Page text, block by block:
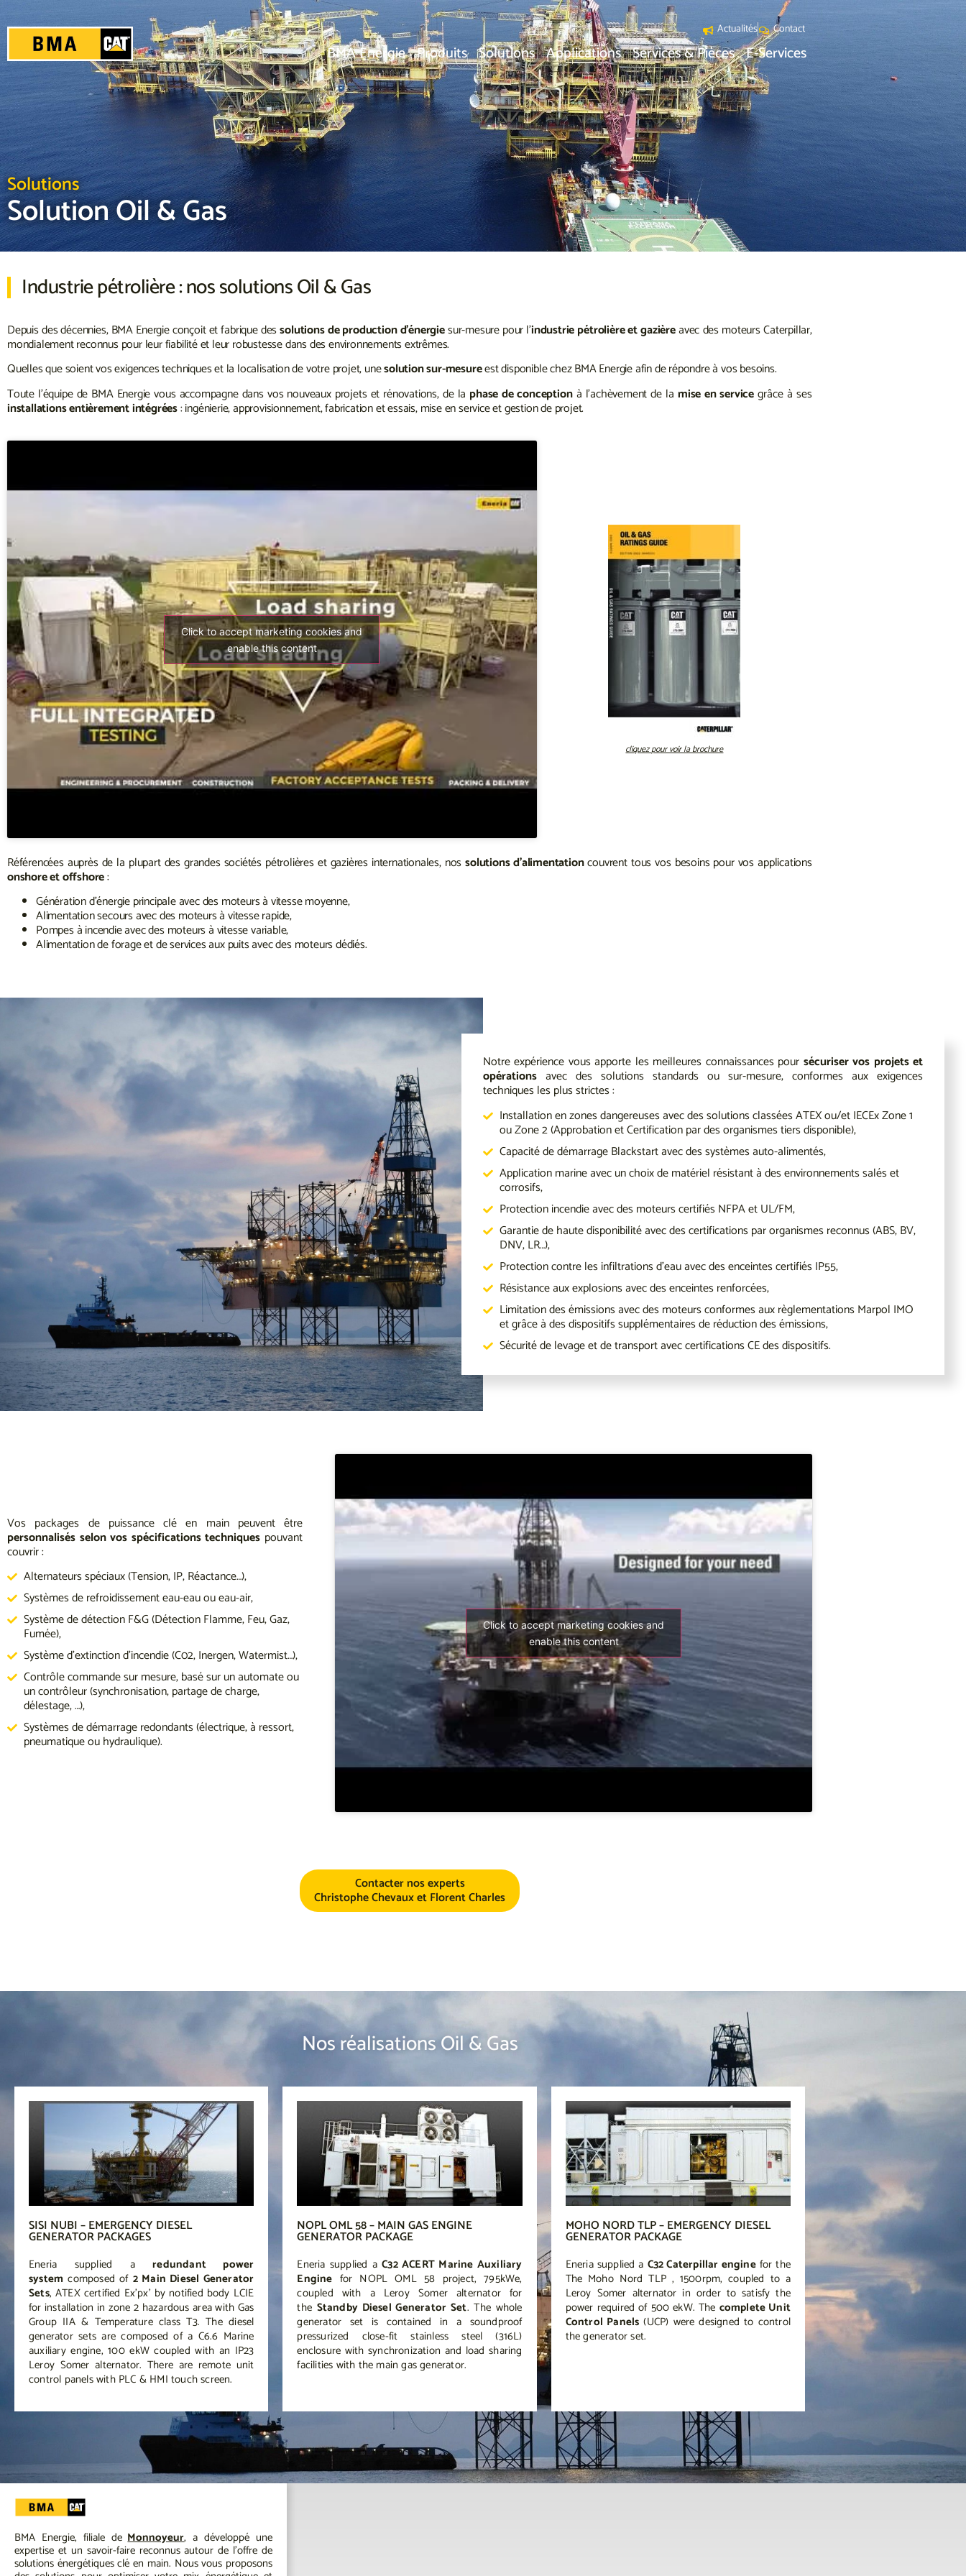
Actualités Contact
BMA Energie Produits Solutions Applications Services & Pièces E-Services
Solutions
Solution Oil & Gas
Industrie pétrolière : nos solutions Oil & Gas
Depuis des décennies, BMA Energie conçoit et fabrique dessolutions de production d’énergiesur-mesure pour l’industrie pétrolière et gazièreavec des moteurs Caterpillar,
mondialement reconnus pour leur fiabilité et leur robustesse dans des environnements extrêmes.
Quelles que soient vos exigences techniques et la localisation de votre projet, unesolution sur-mesureest disponible chez BMA Energie afin de répondre à vos besoins.
Toute l’équipe de BMA Energie vous accompagne dans vos nouveaux projets et rénovations, de la phase de conceptionà l’achèvement de la mise en servicegrâce à ses
installations entièrement intégrées: ingénierie, approvisionnement, fabrication et essais, mise en service et gestion de projet.
Click to accept marketing cookies and
enable this content
cliquez pour voir la brochure
Référencées auprès de la plupart des grandes sociétés pétrolières et gazières internationales, nossolutions d’alimentationcouvrent tous vos besoins pour vos applications
onshore et offshore:
Génération d’énergie principale avec des moteurs à vitesse moyenne,
Alimentation secours avec des moteurs à vitesse rapide,
Pompes à incendie avec des moteurs à vitesse variable,
Alimentation de forage et de services aux puits avec des moteurs dédiés.
Notre expérience vous apporte les meilleures connaissances pour sécuriser vos projets et
opérations avec des solutions standards ou sur-mesure, conformes aux exigences
techniques les plus strictes :
Installation en zones dangereuses avec des solutions classées ATEX ou/et IECEx Zone 1
ou Zone 2 (Approbation et Certification par des organismes tiers disponible),
Capacité de démarrage Blackstart avec des systèmes auto-alimentés,
Application marine avec un choix de matériel résistant à des environnements salés et
corrosifs,
Protection incendie avec des moteurs certifiés NFPA et UL/FM,
Garantie de haute disponibilité avec des certifications par organismes reconnus (ABS, BV,
DNV, LR…),
Protection contre les infiltrations d'eau avec des enceintes certifiés IP55,
Résistance aux explosions avec des enceintes renforcées,
Limitation des émissions avec des moteurs conformes aux règlementations Marpol IMO
et grâce à des dispositifs supplémentaires de réduction des émissions,
Sécurité de levage et de transport avec certifications CE des dispositifs.
Vos packages de puissance clé en main peuvent être
personnalisés selon vos spécifications techniques pouvant
couvrir :
Alternateurs spéciaux (Tension, IP, Réactance…),
Systèmes de refroidissement eau-eau ou eau-air,
Système de détection F&G (Détection Flamme, Feu, Gaz,
Fumée),
Système d'extinction d'incendie (C02, Inergen, Watermist…),
Contrôle commande sur mesure, basé sur un automate ou
un contrôleur (synchronisation, partage de charge,
délestage, …),
Systèmes de démarrage redondants (électrique, à ressort,
pneumatique ou hydraulique).
Click to accept marketing cookies and
enable this content
Contacter nos experts
Christophe Chevaux et Florent Charles
Nos réalisations Oil & Gas
SISI NUBI – EMERGENCY DIESEL
GENERATOR PACKAGES
Eneria supplied aredundant power
system composed of 2 Main Diesel Generator
Sets, ATEX certified Ex’px’ by notified body LCIE
for installation in zone 2 hazardous area with Gas
Group IIA & Temperature class T3. The diesel
generator sets are composed of a C6.6 Marine
auxiliary engine, 100 ekW coupled with an IP23
Leroy Somer alternator. There are remote unit
control panels with PLC & HMI touch screen.
NOPL OML 58 – MAIN GAS ENGINE
GENERATOR PACKAGE
Eneria supplied aC32 ACERT Marine Auxiliary
Engine for NOPL OML 58 project, 795kWe,
coupled with a Leroy Somer alternator for
the Standby Diesel Generator Set. The whole
generator set is contained in a soundproof
pressurized close-fit stainless steel (316L)
enclosure with synchronization and load sharing
facilities with the main gas generator.
MOHO NORD TLP – EMERGENCY DIESEL
GENERATOR PACKAGE
Eneria supplied a C32 Caterpillar enginefor the
The Moho Nord TLP , 1500rpm, coupled to a
Leroy Somer alternator in order to satisfy the
power required of 500 ekW. The complete Unit
Control Panels (UCP) were designed to control
the generator set.
BMA Energie, filiale de Monnoyeur, a développé une
expertise et un savoir-faire reconnus autour de l’offre de
solutions énergétiques clé en main. Nous vous proposons